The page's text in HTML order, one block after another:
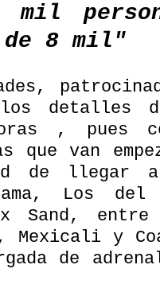
de 8 mil"
los detalles
, pues
que van
de llegar
Los del
Sand,
Mexicali y
de